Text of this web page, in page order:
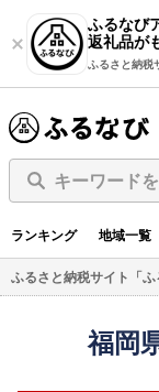
ふるなび
返礼品が
ふるさと納税
キーワード
ランキング 地域一覧
ふるさと納税サイト「ふ
福岡